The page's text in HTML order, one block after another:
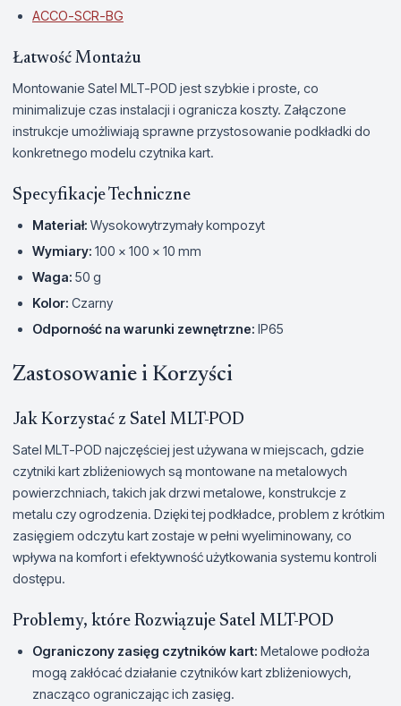
ACCO-SCR-BG
Łatwość Montażu
Montowanie Satel MLT-POD jest szybkie i proste, co
minimalizuje czas instalacji i ogranicza koszty. Załączone
instrukcje umożliwiają sprawne przystosowanie podkładki do
konkretnego modelu czytnika kart.
Specyfikacje Techniczne
Materiał: Wysokowytrzymały kompozyt
Wymiary: 100 x 100 x 10 mm
Waga: 50 g
Kolor: Czarny
Odporność na warunki zewnętrzne: IP65
Zastosowanie i Korzyści
Jak Korzystać z Satel MLT-POD
Satel MLT-POD najczęściej jest używana w miejscach, gdzie
czytniki kart zbliżeniowych są montowane na metalowych
powierzchniach, takich jak drzwi metalowe, konstrukcje z
metalu czy ogrodzenia. Dzięki tej podkładce, problem z krótkim
zasięgiem odczytu kart zostaje w pełni wyeliminowany, co
wpływa na komfort i efektywność użytkowania systemu kontroli
dostępu.
Problemy, które Rozwiązuje Satel MLT-POD
Ograniczony zasięg czytników kart: Metalowe podłoża
mogą zakłócać działanie czytników kart zbliżeniowych,
znacząco ograniczając ich zasięg.